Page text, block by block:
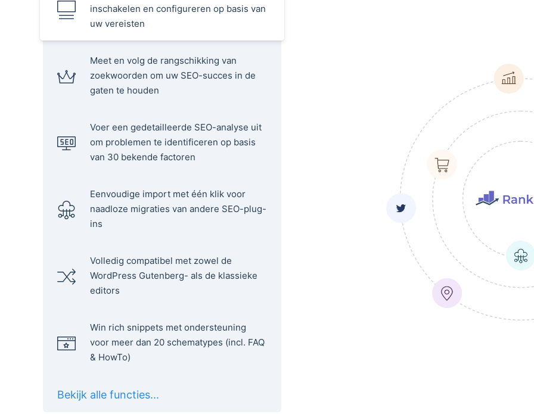
inschakelen en configureren op basis van
uw vereisten
Meet en volg de rangschikking van
zoekwoorden om uw SEO-succes in de
gaten te houden
Voer een gedetailleerde SEO-analyse uit
om problemen te identificeren op basis
van 30 bekende factoren
Eenvoudige import met één klik voor
naadloze migraties van andere SEO-plug-
ins
Volledig compatibel met zowel de
WordPress Gutenberg- als de klassieke
editors
Win rich snippets met ondersteuning
voor meer dan 20 schematypes (incl. FAQ
& HowTo)
Bekijk alle functies...